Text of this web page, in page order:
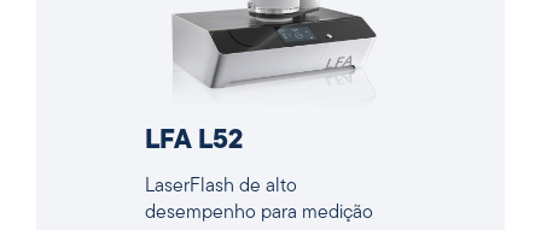
LFA L52
LaserFlash de alto
desempenho para medição